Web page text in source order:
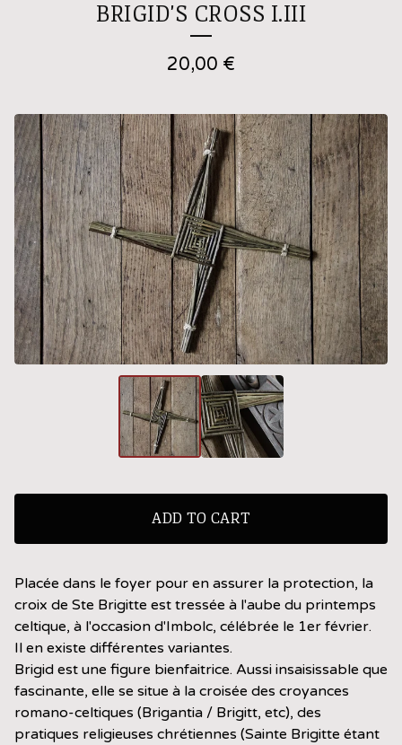
BRIGID'S CROSS I.III
20,00 €
ADD TO CART
Placée dans le foyer pour en assurer la protection, la
croix de Ste Brigitte est tressée à l'aube du printemps
celtique, à l'occasion d'Imbolc, célébrée le 1er février.
Il en existe différentes variantes.
Brigid est une figure bienfaitrice. Aussi insaisissable que
fascinante, elle se situe à la croisée des croyances
romano-celtiques (Brigantia / Brigitt, etc), des
pratiques religieuses chrétiennes (Sainte Brigitte étant